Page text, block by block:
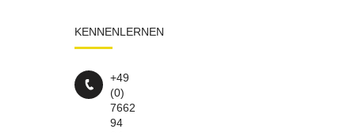
KENNENLERNEN
+49
(0)
7662
94